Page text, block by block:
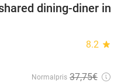
36%
dining-diner in
8.2 star
Normalpris 37,75€